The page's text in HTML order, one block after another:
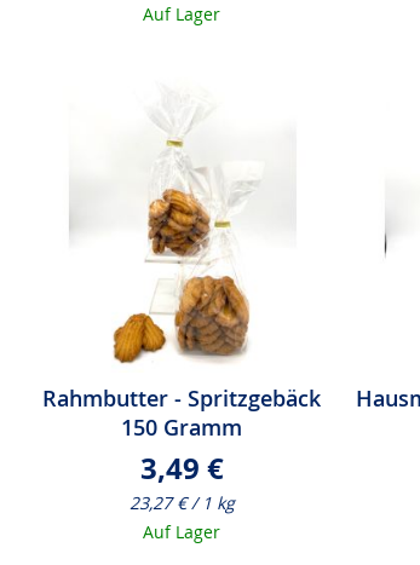
Auf Lager
Rahmbutter - Spritzgebäck
150 Gramm
3,49 €
23,27 € / 1 kg
Auf Lager